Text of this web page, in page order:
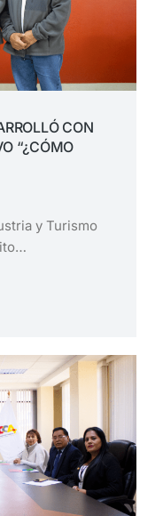
CON
“¿CÓMO
y Turismo